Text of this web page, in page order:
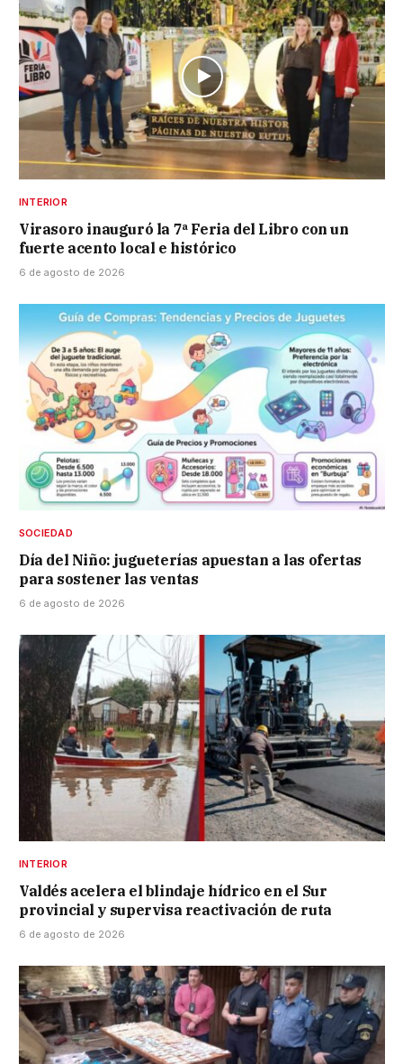
INTERIOR
Virasoro inauguró la 7ª Feria del Libro con un
fuerte acento local e histórico
6 de agosto de 2026
SOCIEDAD
Día del Niño: jugueterías apuestan a las ofertas
para sostener las ventas
6 de agosto de 2026
INTERIOR
Valdés acelera el blindaje hídrico en el Sur
provincial y supervisa reactivación de ruta
6 de agosto de 2026